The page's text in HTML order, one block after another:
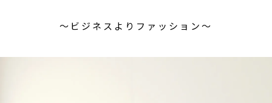
〜ビジネスよりファッション〜